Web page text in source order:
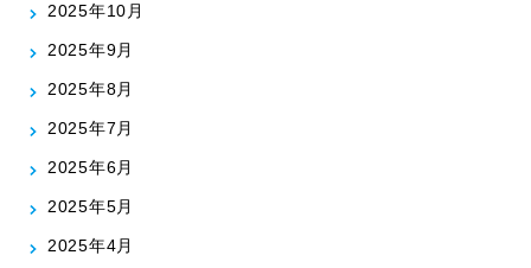
2025年10月
2025年9月
2025年8月
2025年7月
2025年6月
2025年5月
2025年4月